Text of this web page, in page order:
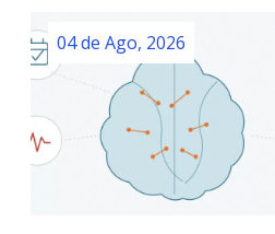
04 de Ago, 2026